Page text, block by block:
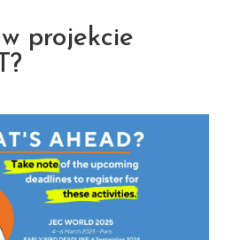
projekcie